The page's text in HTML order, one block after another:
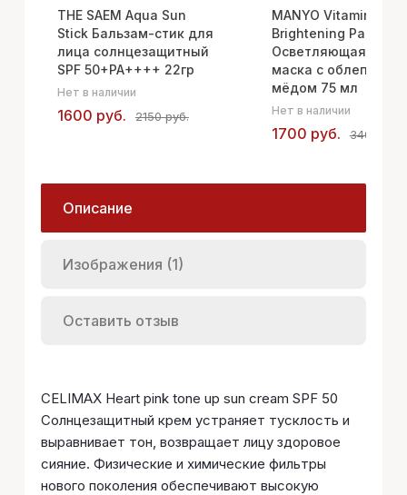
THE SAEM Aqua Sun
Stick Бальзам-стик для
лица солнцезащитный
SPF 50+PA++++ 22гр
Нет в наличии
1600 руб. 2150 руб.
MANYO Vitamin Tree
Brightening Pack
Осветляющая
маска с облепихой
мёдом 75 мл
Нет в наличии
1700 руб. 3400 руб.
Описание
Изображения (1)
Оставить отзыв
CELIMAX Heart pink tone up sun cream SPF 50
Солнцезащитный крем устраняет тусклость и
выравнивает тон, возвращает лицу здоровое
сияние. Физические и химические фильтры
нового поколения обеспечивают высокую